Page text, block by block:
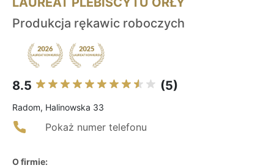
Produkcja rękawic roboczych
8.5 (5)
Radom, Halinowska 33
Pokaż numer telefonu
O firmie: